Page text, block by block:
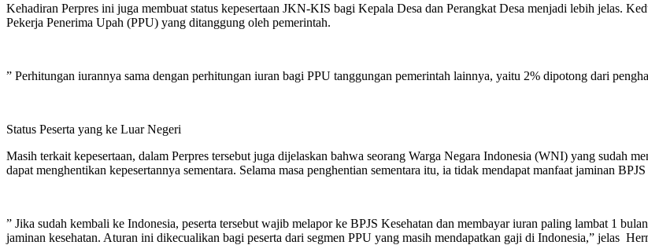
Kehadiran Perpres ini juga membuat status kepesertaan JKN-KIS bagi Kepala Desa dan Perangkat Desa menjadi lebih jelas.
Pekerja Penerima Upah (PPU) yang ditanggung oleh pemerintah.
” Perhitungan iurannya sama dengan perhitungan iuran bagi PPU tanggungan pemerintah lainnya, yaitu 2% dipotong dari
Status Peserta yang ke Luar Negeri
Masih terkait kepesertaan, dalam Perpres tersebut juga dijelaskan bahwa seorang Warga Negara Indonesia (WNI) yang sudah
dapat menghentikan kepesertannya sementara. Selama masa penghentian sementara itu, ia tidak mendapat manfaat jaminan
” Jika sudah kembali ke Indonesia, peserta tersebut wajib melapor ke BPJS Kesehatan dan membayar iuran paling lambat 1
jaminan kesehatan. Aturan ini dikecualikan bagi peserta dari segmen PPU yang masih mendapatkan gaji di Indonesia,” jelas